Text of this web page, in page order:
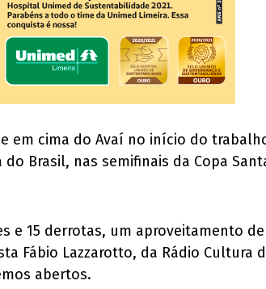
em cima do Avaí no início do
Brasil, nas semifinais da Copa
e 15 derrotas, um aproveitamento
Fábio Lazzarotto, da Rádio Cultura
abertos.